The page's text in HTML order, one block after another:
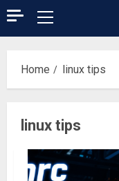
Primary
Menu
Home linux tips
linux tips